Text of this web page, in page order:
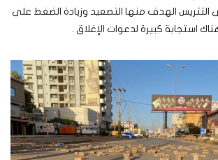
التتريس الهدف منها التصعيد وزيادة الضغط على
استجابة كبيرة لدعوات الإغلاق .